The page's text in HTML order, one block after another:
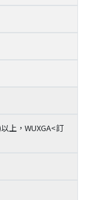
上，WUXGA<訂